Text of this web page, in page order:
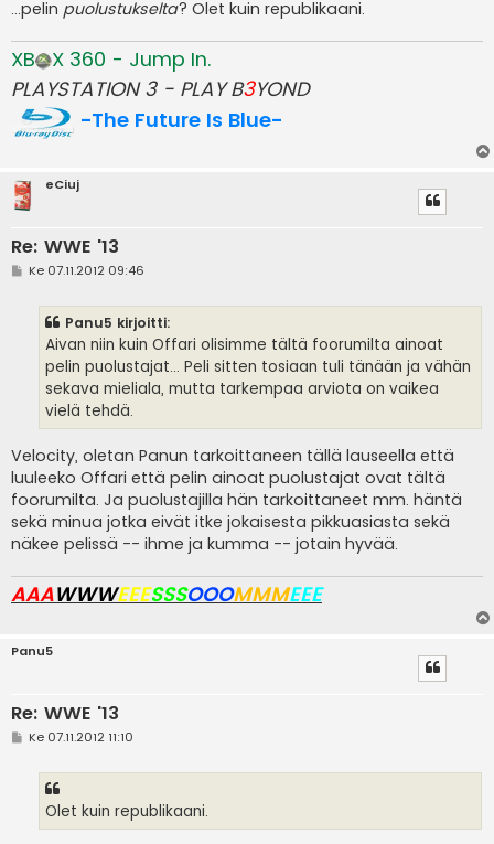
...pelin puolustukselta? Olet kuin republikaani.
XB
X 360 - Jump In.
PLAYSTATION 3 - PLAY B3YOND
-The Future Is Blue-
eCiuj
Re: WWE '13
VKe 07.11.2012 09:46
Panu5 kirjoitti:
Aivan niin kuin Offari olisimme tältä foorumilta ainoat
pelin puolustajat... Peli sitten tosiaan tuli tänään ja vähän
sekava mieliala, mutta tarkempaa arviota on vaikea
vielä tehdä.
Velocity, oletan Panun tarkoittaneen tällä lauseella että
luuleeko Offari että pelin ainoat puolustajat ovat tältä
foorumilta. Ja puolustajilla hän tarkoittaneet mm. häntä
sekä minua jotka eivät itke jokaisesta pikkuasiasta sekä
näkee pelissä -- ihme ja kumma -- jotain hyvää.
AAAWWWEEESSSOOOMMMEEE
Panu5
Re: WWE '13
VKe 07.11.2012 11:10
Olet kuin republikaani.